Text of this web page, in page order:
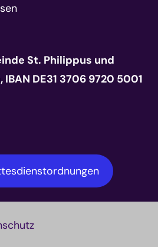
St. Philippus und
DE31 3706 9720 5001